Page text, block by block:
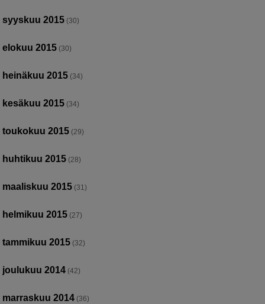
syyskuu 2015 (30)
elokuu 2015 (30)
heinäkuu 2015 (34)
kesäkuu 2015 (34)
toukokuu 2015 (29)
huhtikuu 2015 (28)
maaliskuu 2015 (31)
helmikuu 2015 (27)
tammikuu 2015 (32)
joulukuu 2014 (42)
marraskuu 2014 (36)